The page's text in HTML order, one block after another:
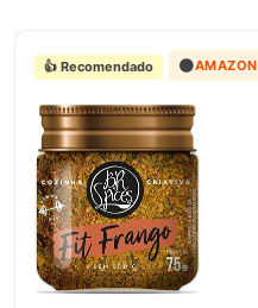
👍 Recomendado 🟠AMAZON